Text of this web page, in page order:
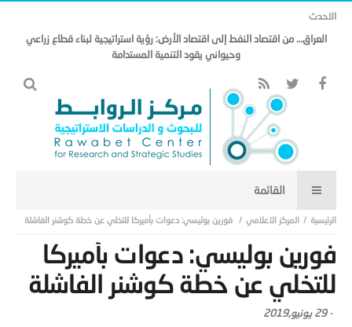
الاحدث
العراق… من اقتصاد النفط إلى اقتصاد الأرض: رؤية استراتيجية لبناء قطاع زراعي
وحيواني يقود التنمية المستدامة
المركز الاعلامي فورين بوليسي: دعوات بأميركا للتخلي عن خطة كوشنر الفاشلة
فورين بوليسي: دعوات بأميركا
للتخلي عن خطة كوشنر الفاشلة
-29 يونيو,2019